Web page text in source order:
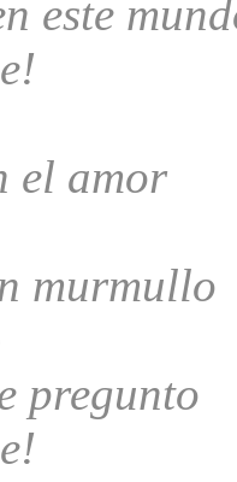
este
el amor
murmullo
pregunto